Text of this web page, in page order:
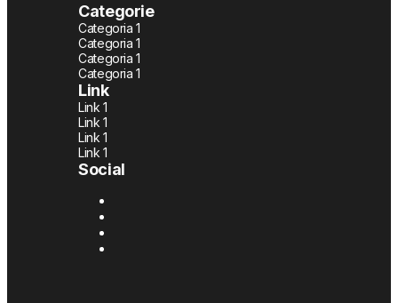
Categorie
Categoria 1
Categoria 1
Categoria 1
Categoria 1
Link
Link 1
Link 1
Link 1
Link 1
Social